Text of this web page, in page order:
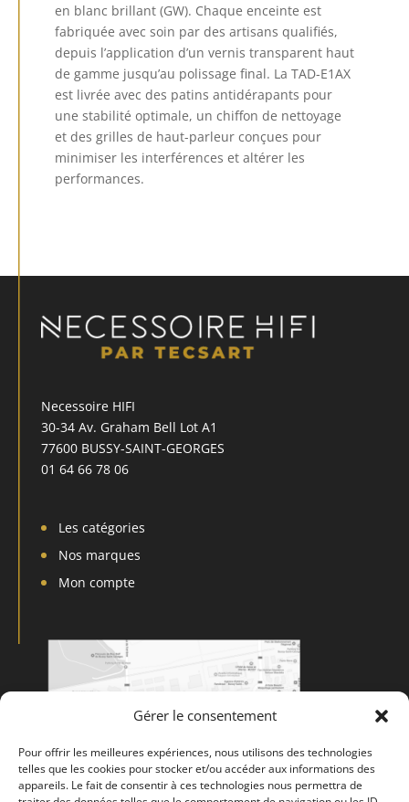
Gérer le consentement
Pour offrir les meilleures expériences, nous utilisons des technologies
telles que les cookies pour stocker et/ou accéder aux informations des
appareils. Le fait de consentir à ces technologies nous permettra de
en blanc brillant (GW). Chaque enceinte est
fabriquée avec soin par des artisans qualifiés,
depuis l’application d’un vernis transparent haut
de gamme jusqu’au polissage final. La TAD-E1AX
est livrée avec des patins antidérapants pour
une stabilité optimale, un chiffon de nettoyage
et des grilles de haut-parleur conçues pour
minimiser les interférences et altérer les
performances.
Necessoire HIFI
30-34 Av. Graham Bell Lot A1
77600 BUSSY-SAINT-GEORGES
01 64 66 78 06
Les catégories
Nos marques
Mon compte